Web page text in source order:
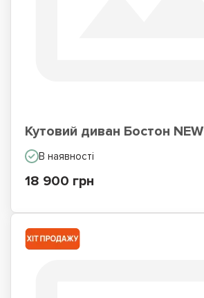
Кутовий диван Бостон NEW
В наявності
18 900 грн